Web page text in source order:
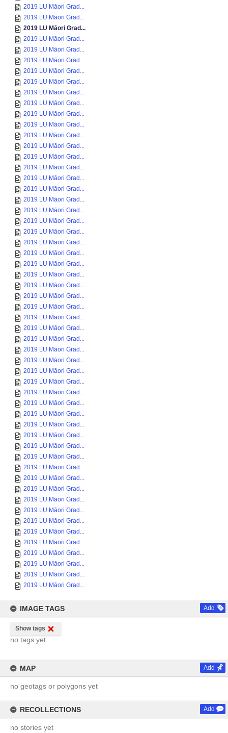
2019 LU Māori Grad...
2019 LU Māori Grad...
2019 LU Māori Grad...
2019 LU Māori Grad...
2019 LU Māori Grad...
2019 LU Māori Grad...
2019 LU Māori Grad...
2019 LU Māori Grad...
2019 LU Māori Grad...
2019 LU Māori Grad...
2019 LU Māori Grad...
2019 LU Māori Grad...
2019 LU Māori Grad...
2019 LU Māori Grad...
2019 LU Māori Grad...
2019 LU Māori Grad...
2019 LU Māori Grad...
2019 LU Māori Grad...
2019 LU Māori Grad...
2019 LU Māori Grad...
2019 LU Māori Grad...
2019 LU Māori Grad...
2019 LU Māori Grad...
2019 LU Māori Grad...
2019 LU Māori Grad...
2019 LU Māori Grad...
2019 LU Māori Grad...
2019 LU Māori Grad...
2019 LU Māori Grad...
2019 LU Māori Grad...
2019 LU Māori Grad...
2019 LU Māori Grad...
2019 LU Māori Grad...
2019 LU Māori Grad...
2019 LU Māori Grad...
2019 LU Māori Grad...
2019 LU Māori Grad...
2019 LU Māori Grad...
2019 LU Māori Grad...
2019 LU Māori Grad...
2019 LU Māori Grad...
2019 LU Māori Grad...
2019 LU Māori Grad...
2019 LU Māori Grad...
2019 LU Māori Grad...
2019 LU Māori Grad...
2019 LU Māori Grad...
2019 LU Māori Grad...
2019 LU Māori Grad...
2019 LU Māori Grad...
2019 LU Māori Grad...
2019 LU Māori Grad...
2019 LU Māori Grad...
2019 LU Māori Grad...
2019 LU Māori Grad...
IMAGE TAGS Add
Show tags
no tags yet
MAP Add
no geotags or polygons yet
RECOLLECTIONS Add
no stories yet